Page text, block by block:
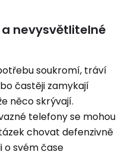
nevysvětlitelné
soukromí, tráví
častěji zamykají
něco skrývají.
telefony se mohou
chovat defenzivně
o svém čase